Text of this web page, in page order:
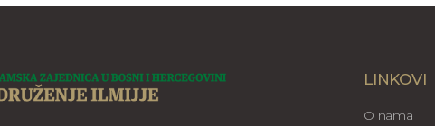
LINKOVI
O nama